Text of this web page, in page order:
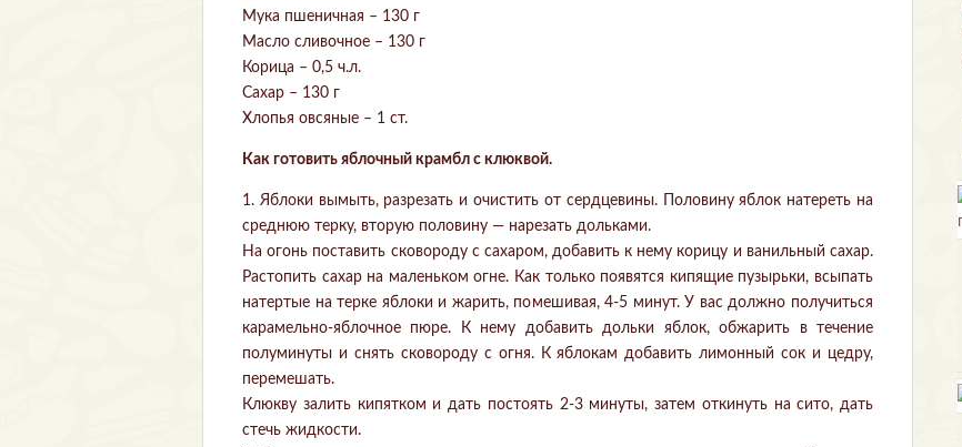
Мука пшеничная – 130 г
Масло сливочное – 130 г
Корица – 0,5 ч.л.
Сахар – 130 г
Хлопья овсяные – 1 ст.
Как готовить яблочный крамбл с клюквой.
1. Яблоки вымыть, разрезать и очистить от сердцевины. Половину яблок натереть на
среднюю терку, вторую половину — нарезать дольками.
На огонь поставить сковороду с сахаром, добавить к нему корицу и ванильный сахар.
Растопить сахар на маленьком огне. Как только появятся кипящие пузырьки, всыпать
натертые на терке яблоки и жарить, помешивая, 4-5 минут. У вас должно получиться
карамельно-яблочное пюре. К нему добавить дольки яблок, обжарить в течение
полуминуты и снять сковороду с огня. К яблокам добавить лимонный сок и цедру,
перемешать.
Клюкву залить кипятком и дать постоять 2-3 минуты, затем откинуть на сито, дать
стечь жидкости.